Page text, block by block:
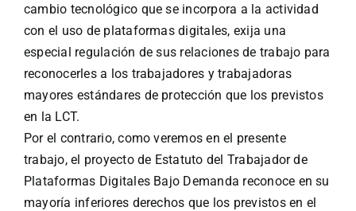
cambio tecnológico que se incorpora a la actividad
con el uso de plataformas digitales, exija una
especial regulación de sus relaciones de trabajo para
reconocerles a los trabajadores y trabajadoras
mayores estándares de protección que los previstos
en la LCT.
Por el contrario, como veremos en el presente
trabajo, el proyecto de Estatuto del Trabajador de
Plataformas Digitales Bajo Demanda reconoce en su
mayoría inferiores derechos que los previstos en el